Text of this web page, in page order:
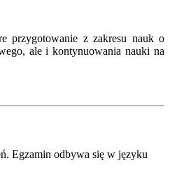
przygotowanie z zakresu nauk o
ale i kontynuowania nauki na
Egzamin odbywa się w języku